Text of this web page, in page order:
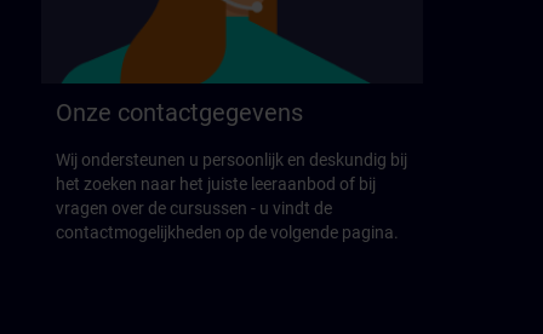
Onze contactgegevens
Wij ondersteunen u persoonlijk en deskundig bij
het zoeken naar het juiste leeraanbod of bij
vragen over de cursussen - u vindt de
contactmogelijkheden op de volgende pagina.